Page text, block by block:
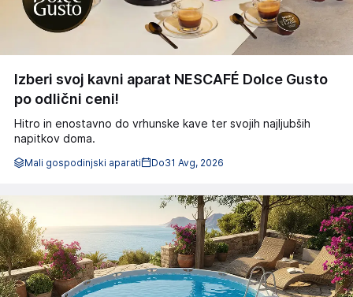
Izberi svoj kavni aparat NESCAFÉ Dolce Gusto
po odlični ceni!
Hitro in enostavno do vrhunske kave ter svojih najljubših
napitkov doma.
Mali gospodinjski aparati Do31 Avg, 2026